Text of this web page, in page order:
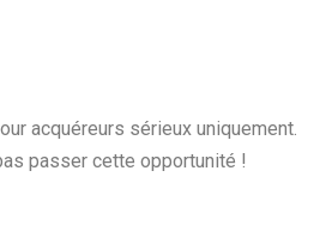
acquéreurs sérieux uniquement.
passer cette opportunité !